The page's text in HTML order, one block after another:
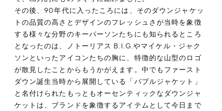
その後、90年代に入ったころには、そのダウンジャケッ
トの品質の高さとデザインのフレッシュさが当時を象徴
する様々な分野のキーパーソンたちにも知られるところ
となったのは、ノトーリアス B.I.G.やマイケル・ジャク
ソンといったアイコンたちの胸に、特徴的な山型のロゴ
が散見したことからもうかがえます。中でもファースト
ダウン誕生当時から展開している「バブルジャケット」
と名付けられたもっともオーセンティックなダウンジャ
ケットは、ブランドを象徴するアイテムとして今日まで